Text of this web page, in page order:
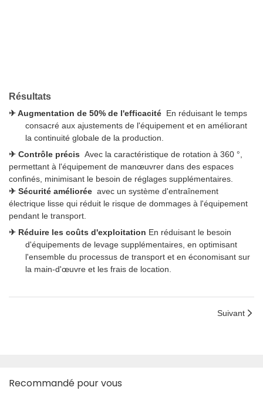
Résultats
✈Augmentation de 50% de l'efficacité En réduisant le temps
consacré aux ajustements de l'équipement et en améliorant
la continuité globale de la production.
✈ Contrôle précis Avec la caractéristique de rotation à 360 °,
permettant à l'équipement de manœuvrer dans des espaces
confinés, minimisant le besoin de réglages supplémentaires.
✈ Sécurité améliorée avec un système d'entraînement
électrique lisse qui réduit le risque de dommages à l'équipement
pendant le transport.
✈ Réduire les coûts d'exploitation En réduisant le besoin
d'équipements de levage supplémentaires, en optimisant
l'ensemble du processus de transport et en économisant sur
la main-d'œuvre et les frais de location.
Suivant
Recommandé pour vous